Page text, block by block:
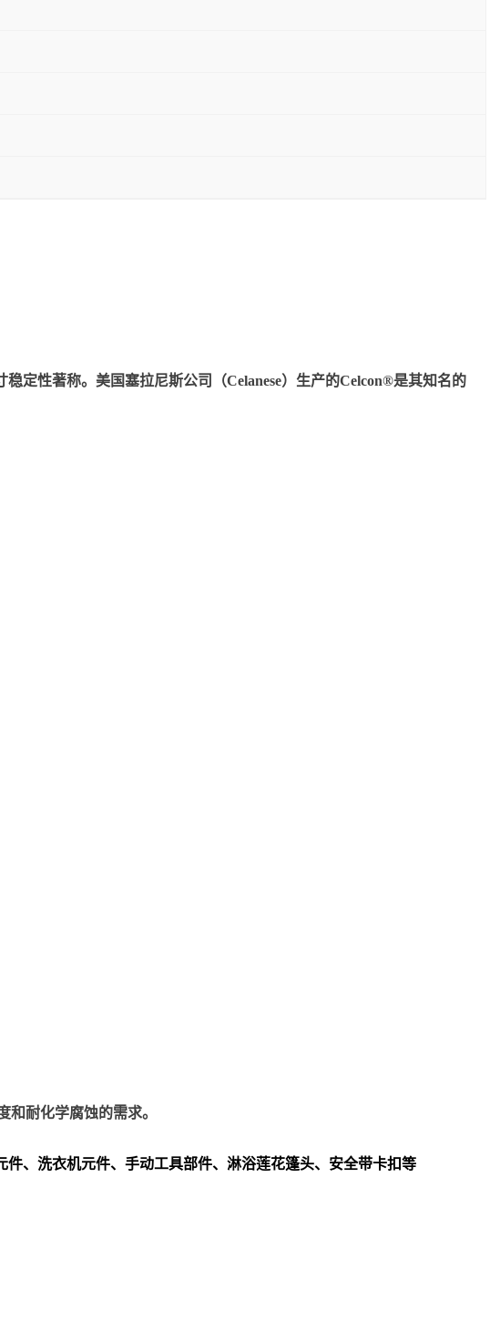
定性著称。美国塞拉尼斯公司（Celanese）生产的Celcon®是其知名的
耐化学腐蚀的需求。
件、洗衣机元件、手动工具部件、淋浴莲花篷头、安全带卡扣等